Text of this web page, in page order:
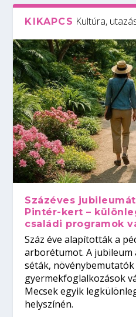
KIKAPCS Kultúra,
Százéves
Pintér-kert –
családi programok
Száz éve alapították a
arborétumot. A
séták, növénybemutatók
gyermekfoglalkozások
Mecsek egyik
helyszínén.